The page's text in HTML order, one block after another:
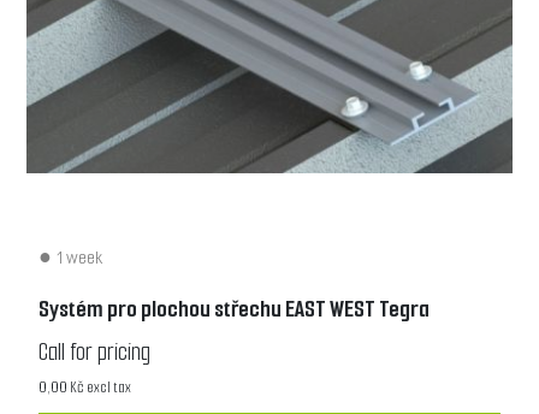
1 week
Systém pro plochou střechu EAST WEST Tegra
Call for pricing
0,00 Kč excl tax